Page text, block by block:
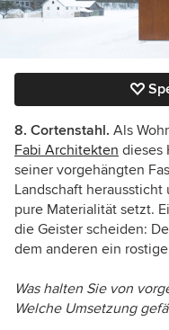
8. Cortenstahl. Als
Fabi Architekten dieses
seiner vorgehängten
Landschaft
pure Materialität setzt.
die Geister scheiden:
dem anderen ein
Was halten Sie von
Welche Umsetzung